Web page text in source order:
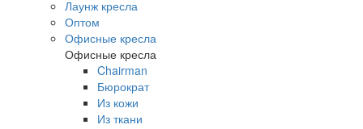
Лаунж кресла
Оптом
Офисные кресла
Офисные кресла
Chairman
Бюрократ
Из кожи
Из ткани